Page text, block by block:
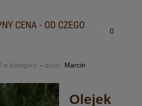
CENA - OD CZEGO
0
w kategorii: - autor: Marcin
Olejek